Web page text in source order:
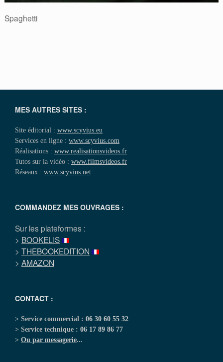
Spaghetti
MES AUTRES SITES :
Site éditorial : www.scyvius.eu
Services en ligne : www.scyvius.com
Réalisations : www.realisationsvideos.fr
Tutos sur la vidéo : www.filmsvideos.fr
Réseaux : www.scyvius.net
COMMANDEZ MES OUVRAGES :
Sur les plateformes :
> BOOKELIS
> THEBOOKEDITION
> AMAZON
CONTACT :
> Service commercial : 06 30 60 55 32
> Service technique : 06 17 89 86 77
> Ou par messagerie...